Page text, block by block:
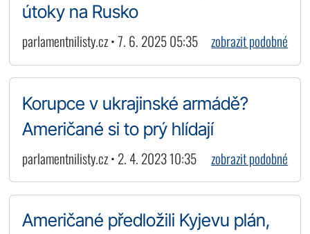
útoky na Rusko
parlamentnilisty.cz • 7. 6. 2025 05:35 zobrazit podobné
Korupce v ukrajinské armádě?
Američané si to prý hlídají
parlamentnilisty.cz • 2. 4. 2023 10:35 zobrazit podobné
Američané předložili Kyjevu plán,